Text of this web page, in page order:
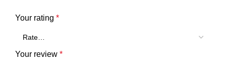
Your rating *
Your review *